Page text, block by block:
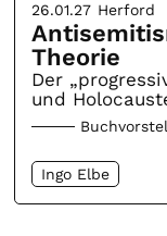
26.01.27 Herford
Theorie
Der
und
Ingo Elbe